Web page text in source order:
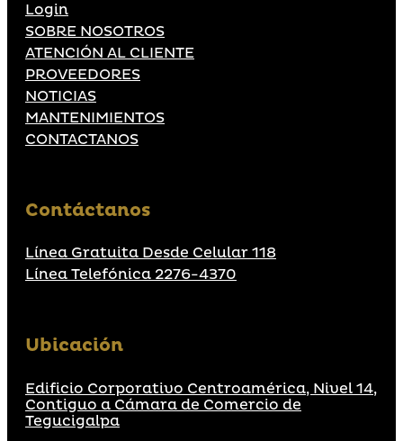
Login
SOBRE NOSOTROS
ATENCIÓN AL CLIENTE
PROVEEDORES
NOTICIAS
MANTENIMIENTOS
CONTACTANOS
Contáctanos
Línea Gratuita Desde Celular 118
Línea Telefónica 2276-4370
Ubicación
Edificio Corporativo Centroamérica, Nivel 14,
Contiguo a Cámara de Comercio de
Tegucigalpa